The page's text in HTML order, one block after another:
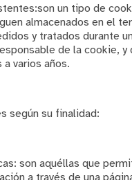
un tipo de
almacenados en el
y tratados durante
de la cookie, y
varios años.
según su finalidad:
son aquéllas que
a través de una